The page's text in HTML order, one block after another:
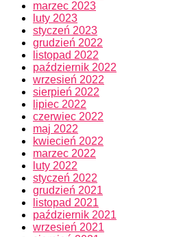
marzec 2023
luty 2023
styczeń 2023
grudzień 2022
listopad 2022
październik 2022
wrzesień 2022
sierpień 2022
lipiec 2022
czerwiec 2022
maj 2022
kwiecień 2022
marzec 2022
luty 2022
styczeń 2022
grudzień 2021
listopad 2021
październik 2021
wrzesień 2021